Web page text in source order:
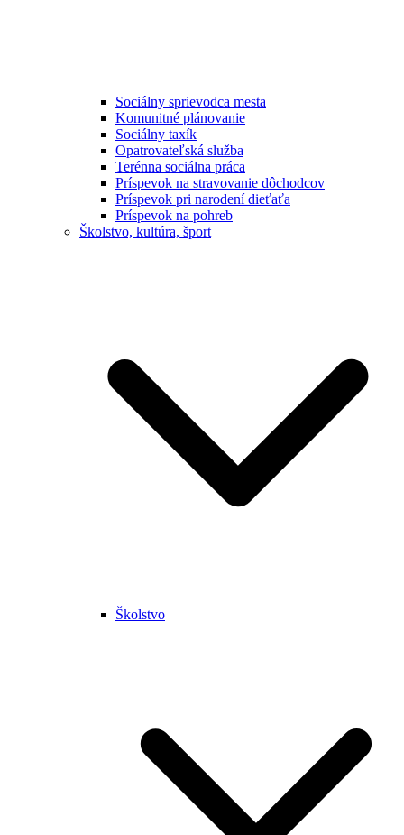
Sociálny sprievodca mesta
Komunitné plánovanie
Sociálny taxík
Opatrovateľská služba
Terénna sociálna práca
Príspevok na stravovanie dôchodcov
Príspevok pri narodení dieťaťa
Príspevok na pohreb
Školstvo, kultúra, šport
Školstvo